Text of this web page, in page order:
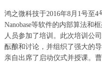
鸿之微科技于2016年8月1号至4
Nanobase等软件的内部算法和
人员参加了培训。此次培训公
酝酿和讨论，并组织了强大的
亲自出席了启动仪式并授课。